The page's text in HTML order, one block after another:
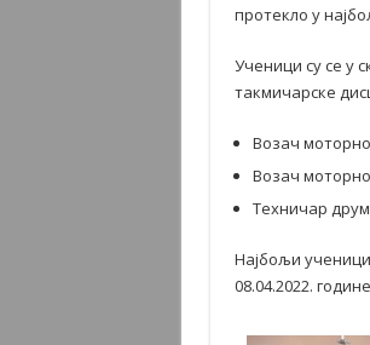
протекло у
Ученици су се у
такмичарске
Возач
Возач
Техничар
Најбољи
08.04.2022.